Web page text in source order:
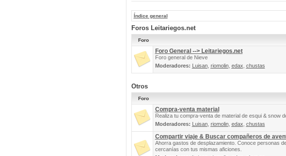
Índice general
Foros Leitariegos.net
Foro
Foro General --> Leitariegos.net
Foro general de Nieve
Moderadores: Luisan, riomolin, edax chustas
Otros
Foro
Compra-venta material
Realiza tu compra-venta de material de esqui & snow
Moderadores: Luisan, riomolin, edax chustas
Compartir viaje & Buscar compañeros de
Ahorra gastos de desplazamiento. Conoce personas
cercanías con tus mismas aficiones.